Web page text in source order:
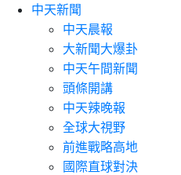
中天新聞
中天晨報
大新聞大爆卦
中天午間新聞
頭條開講
中天辣晚報
全球大視野
前進戰略高地
國際直球對決